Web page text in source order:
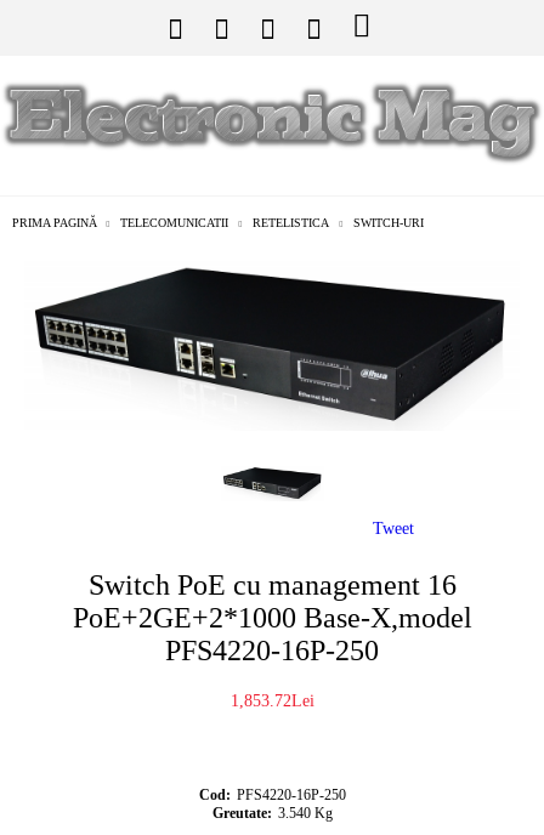
PRIMA PAGINĂ TELECOMUNICATII RETELISTICA SWITCH-URI
Switch PoE cu management 16
PoE+2GE+2*1000 Base-X,model
PFS4220-16P-250
1,853.72Lei
Cod: PFS4220-16P-250
Greutate: 3.540 Kg
Tweet